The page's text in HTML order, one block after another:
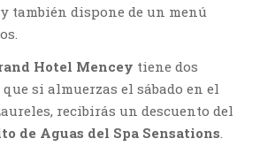
también dispone de un menú
Hotel Mencey tiene dos
si almuerzas el sábado en el
recibirás un descuento del
de Aguas del Spa Sensations.